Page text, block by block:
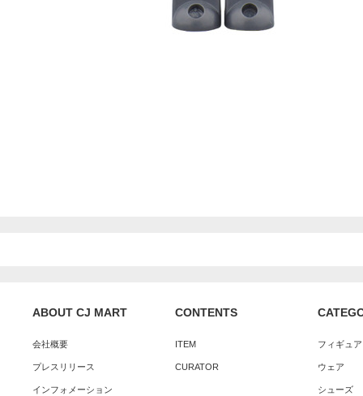
ABOUT CJ MART
会社概要
プレスリリース
インフォメーション
CONTENTS
ITEM
CURATOR
フィギュ
ウェア
シューズ